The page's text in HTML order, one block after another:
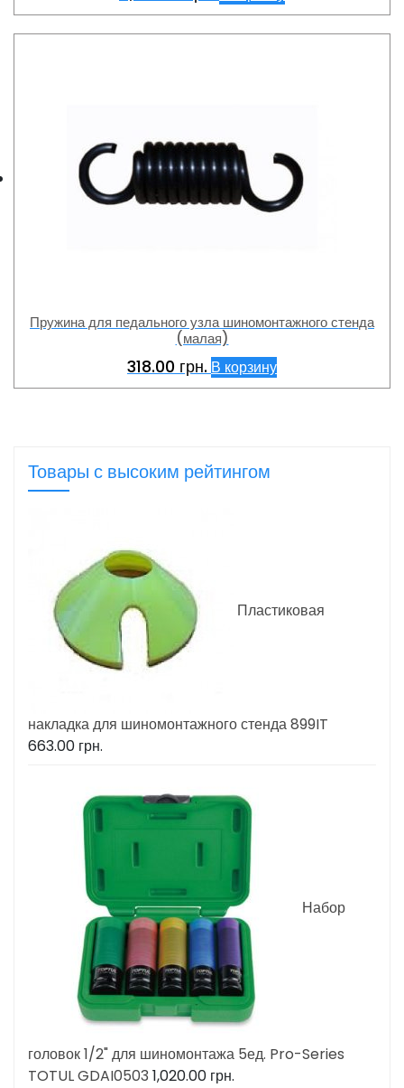
Пружина для педального узла шиномонтажного стенда
(малая)
318.00 грн. В корзину
Товары с высоким рейтингом
Пластиковая
накладка для шиномонтажного стенда 899IT
663.00 грн.
Набор
головок 1/2" для шиномонтажа 5ед. Pro-Series
TOTUL GDAI0503 1,020.00 грн.